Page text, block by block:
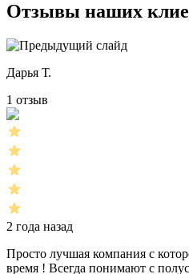
Отзывы наших
Дарья Т.
1 отзыв
2 года назад
Просто лучшая компания с
время ! Всегда понимают с